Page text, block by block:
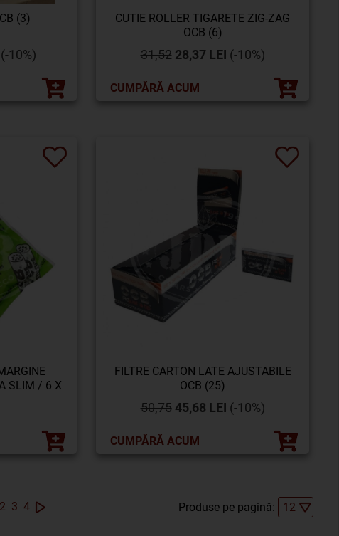
(3)
(-10%)
CUTIE ROLLER TIGARETE ZIG-ZAG
OCB (6)
31,52 28,37 LEI (-10%)
CUMPĂRĂ ACUM
SLIM / 6 X
FILTRE CARTON LATE AJUSTABILE
OCB (25)
50,7545,68 LEI (-10%)
CUMPĂRĂ ACUM
2 3 4 Produse pe pagină: